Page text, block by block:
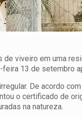
de viveiro em uma
13 de setembro
De acordo
o certificado de
na natureza.